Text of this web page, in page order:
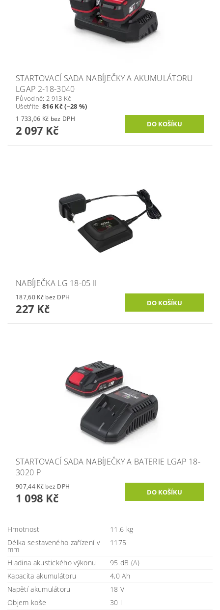
STARTOVACÍ SADA NABÍJEČKY A AKUMULÁTORU
LGAP 2-18-3040
Původně: 2 913 Kč
Ušetříte:816 Kč (–28 %)
1 733,06 Kč bez DPH
2 097 Kč
NABÍJEČKA LG 18-05 II
187,60 Kč bez DPH
227 Kč
STARTOVACÍ SADA NABÍJEČKY A BATERIE LGAP 18-
3020 P
907,44 Kč bez DPH
1 098 Kč
Hmotnost
11.6 kg
Délka sestaveného zařízení v
mm
1175
Hladina akustického výkonu
95 dB (A)
Kapacita akumulátoru
4,0 Ah
Napětí akumulátoru
18 V
Objem koše
30 l